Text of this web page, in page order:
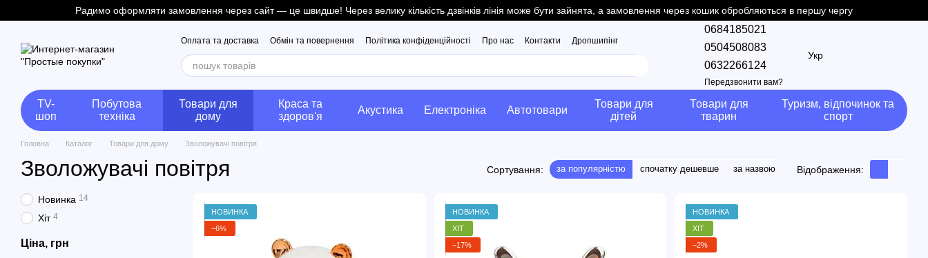
Перейти до основного контенту
Радимо оформляти замовлення через сайт — це швидше! Через велику кількість дзвінків лінія може бути зайнята, а замовлення через кошик обробляються в першу чергу
Оплата та доставка Обмін та повернення Політика конфіденційності Про нас Контакти Дропшипінг
0684185021
0504508083
0632266124
Передзвонити вам?
Укр
TV-
шоп
Побутова
техніка
Товари для
дому
Краса та
здоров'я
Акустика Електроніка Автотовари
Товари для
дітей
Товари для
тварин
Туризм, відпочинок та
спорт
Головна Каталог Товари для дому Зволожувачі повітря
Зволожувачі повітря Сортування: за популярністю спочатку дешевше за назвою Відображення:
НОВИНКА
−6%
НОВИНКА
ХІТ
−17%
НОВИНКА
ХІТ
−2%
Новинка 14
Хіт 4
Ціна, грн